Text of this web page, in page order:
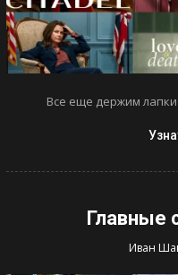
Все еще держим
Главные
Иван